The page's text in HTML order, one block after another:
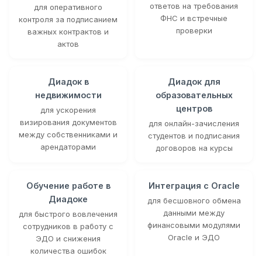
для оперативного
контроля за подписанием
важных контрактов и
актов
ответов на требования
ФНС и встречные
проверки
Диадок в
недвижимости
для ускорения
визирования документов
между собственниками и
арендаторами
Диадок для
образовательных
центров
для онлайн-зачисления
студентов и подписания
договоров на курсы
Обучение работе в
Диадоке
для быстрого вовлечения
сотрудников в работу с
ЭДО и снижения
количества ошибок
Интеграция с Oracle
для бесшовного обмена
данными между
финансовыми модулями
Oracle и ЭДО